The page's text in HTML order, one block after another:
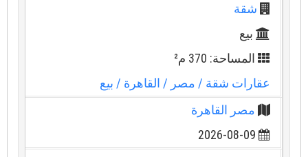
شقة
بيع
المساحة: 370 م²
عقارات شقة / مصر / القاهرة/ بيع
مصر القاهرة
2026-08-09